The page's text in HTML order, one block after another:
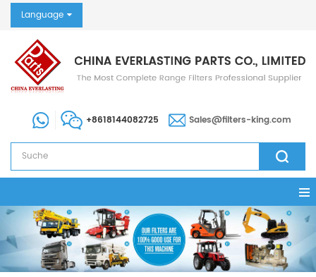
Language
+8618144082725 Sales@filters-king.com